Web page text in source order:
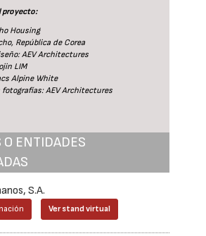
proyecto:
Housing
República de Corea
AEV Architectures
LIM
Alpine White
AEV Architectures
O ENTIDADES
S.A.
Ver stand virtual